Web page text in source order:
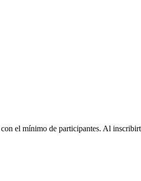
el mínimo de participantes. Al